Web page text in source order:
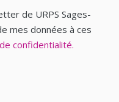
de URPS Sages-
mes données à ces
confidentialité.